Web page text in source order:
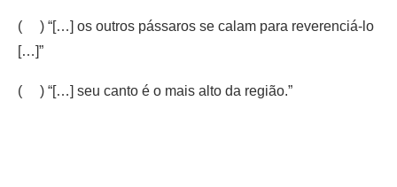
( ) “[…] os outros pássaros se calam para reverenciá-lo
[…]”
( ) “[…] seu canto é o mais alto da região.”